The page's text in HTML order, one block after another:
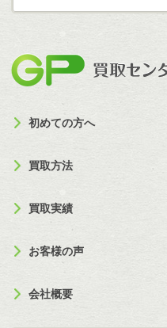
初めての方へ
買取方法
買取実績
お客様の声
会社概要